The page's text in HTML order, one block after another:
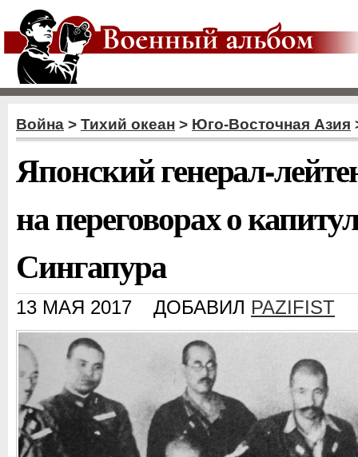
Война > Тихий океан > Юго-Восточная Азия
Японский генерал-
на переговорах о
Сингапура
13 МАЯ 2017 ДОБАВИЛ PAZIFIST